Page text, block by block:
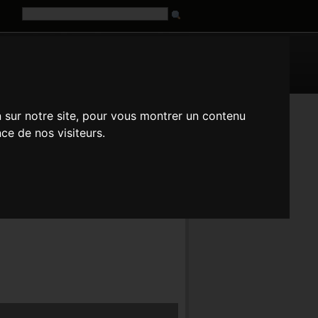
notre site, pour vous montrer un contenu
de nos visiteurs.
fr it ja pt ru tr zh